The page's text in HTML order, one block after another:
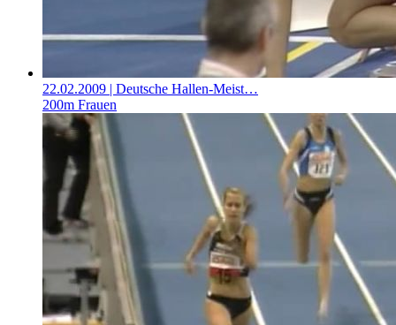
22.02.2009 | Deutsche Hallen-Meist…
200m Frauen